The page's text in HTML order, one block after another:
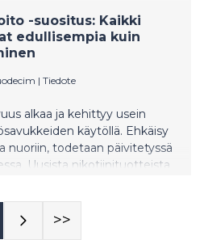
-suositus: Kaikki
edullisempia kuin
| Tiedote
alkaa ja kehittyy usein
käytöllä. Ehkäisy
nuoriin, todetaan päivitetyssä
Uusista nikotiinituotteista
ja nikotiiniriippuvuus on
toistuvaa tukea ja
>>